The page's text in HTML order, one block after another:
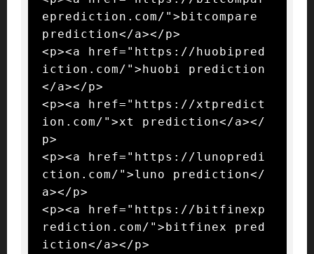
eprediction.com/">bitcompare
prediction</a></p>
<p><a href="https://huobipred
iction.com/">huobi prediction
</a></p>
<p><a href="https://xtpredict
ion.com/">xt prediction</a></
p>
<p><a href="https://lunopredi
ction.com/">luno prediction</
a></p>
<p><a href="https://bitfinexp
rediction.com/">bitfinex pred
iction</a></p>